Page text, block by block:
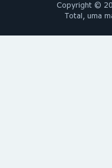
Copyright ©
Total, uma